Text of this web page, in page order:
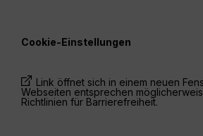
Cookie-Einstellungen
Link öffnet sich in einem neuen
Webseiten entsprechen
Richtlinien für Barrierefreiheit.